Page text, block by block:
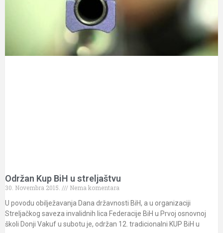
Održan Kup BiH u streljaštvu
30. Novembra 2015.
Nema komentara
U povodu obilježavanja Dana državnosti BiH, a u organizaciji
Streljačkog saveza invalidnih lica Federacije BiH u Prvoj osnovnoj
školi Donji Vakuf u subotu je, održan 12. tradicionalni KUP BiH u